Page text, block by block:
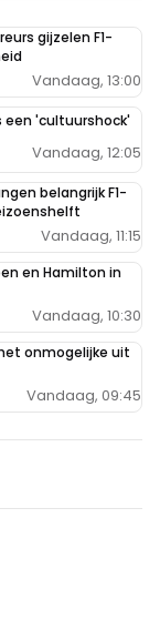
gijzelen F1-
Vandaag, 13:00
een 'cultuurshock'
Vandaag, 12:05
belangrijk F1-
Vandaag, 11:15
en Hamilton in
Vandaag, 10:30
onmogelijke uit
Vandaag, 09:45